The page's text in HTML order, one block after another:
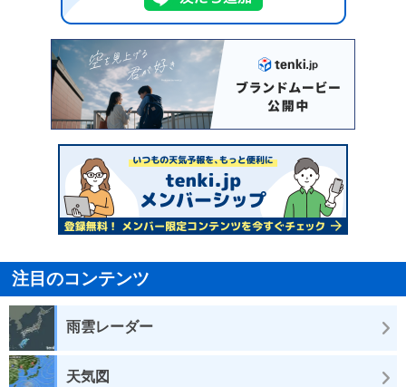
注目のコンテンツ
雨雲レーダー
天気図